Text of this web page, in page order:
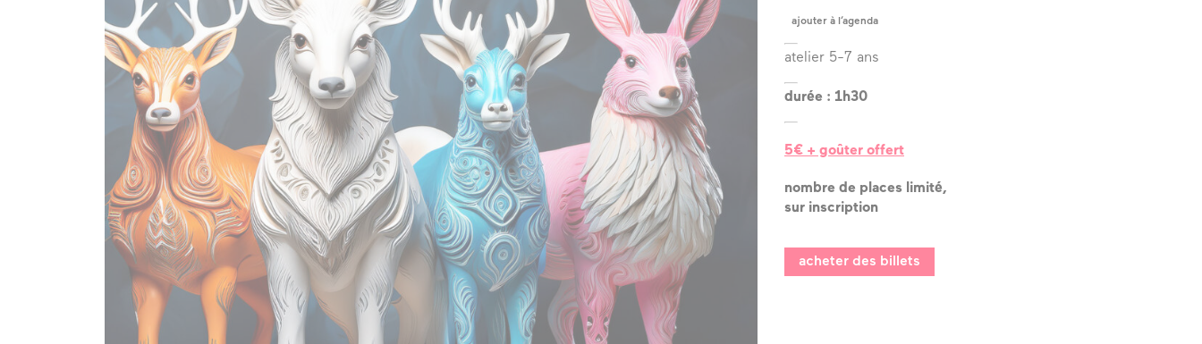
l’équipe
les espaces
les partenaires
la transition
écologique
ajouter à l’agenda
atelier 5-7 ans
durée : 1h30
5€ + goûter offert
nombre de places limité,
sur inscription
acheter des billets